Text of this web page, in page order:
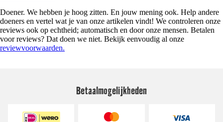
Doener. We hebben je hoog zitten. En jouw mening ook. Help andere
doeners en vertel wat je van onze artikelen vindt! We controleren onze
reviews ook op echtheid; automatisch en door onze mensen. Betalen
voor reviews? Dat doen we niet. Bekijk eenvoudig al onze
reviewvoorwaarden.
Betaalmogelijkheden